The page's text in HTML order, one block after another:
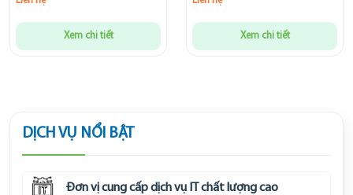
Xem chi tiết Xem chi tiết
DỊCH VỤ NỔI BẬT
Đơn vị cung cấp dịch vụ IT chất lượng cao